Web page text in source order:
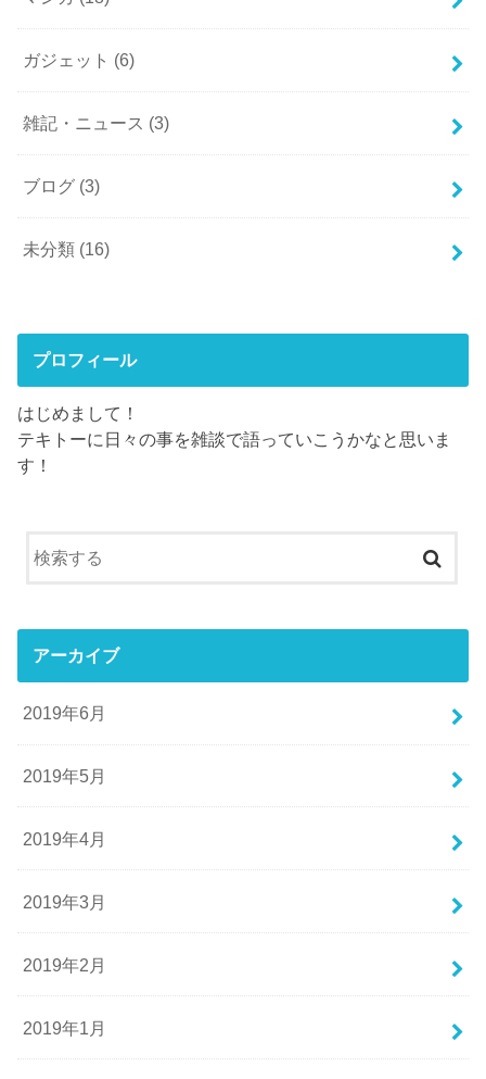
ガジェット (6)
雑記・ニュース (3)
ブログ (3)
未分類 (16)
プロフィール
はじめまして！
テキトーに日々の事を雑談で語っていこうかなと思いま
す！
アーカイブ
2019年6月
2019年5月
2019年4月
2019年3月
2019年2月
2019年1月